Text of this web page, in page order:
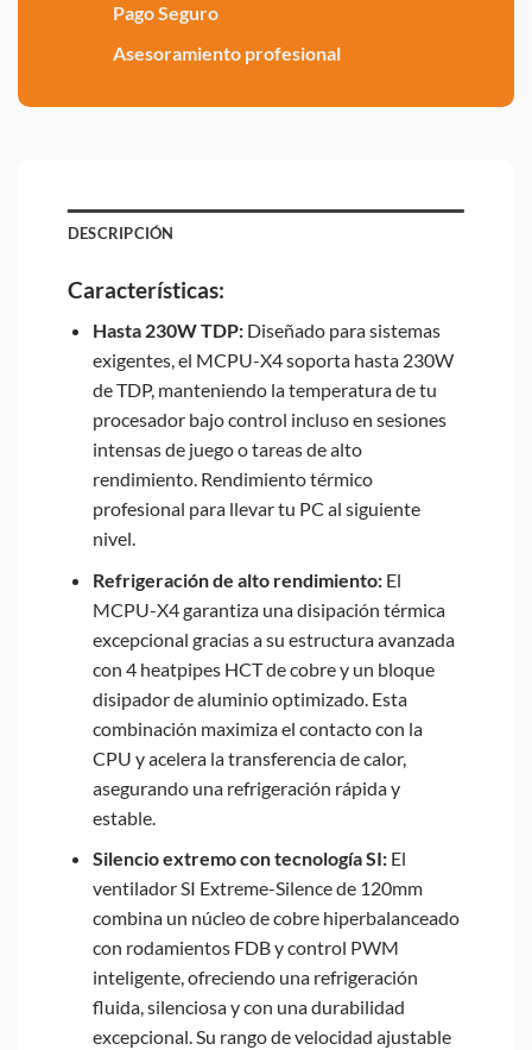
Pago Seguro
Asesoramiento profesional
DESCRIPCIÓN
Características:
Hasta 230W TDP:Diseñado para sistemas
exigentes, el MCPU-X4 soporta hasta 230W
de TDP, manteniendo la temperatura de tu
procesador bajo control incluso en sesiones
intensas de juego o tareas de alto
rendimiento. Rendimiento térmico
profesional para llevar tu PC al siguiente
nivel.
Refrigeración de alto rendimiento:El
MCPU-X4 garantiza una disipación térmica
excepcional gracias a su estructura avanzada
con 4 heatpipes HCT de cobre y un bloque
disipador de aluminio optimizado. Esta
combinación maximiza el contacto con la
CPU y acelera la transferencia de calor,
asegurando una refrigeración rápida y
estable.
Silencio extremo con tecnología SI:El
ventilador SI Extreme-Silence de 120mm
combina un núcleo de cobre hiperbalanceado
con rodamientos FDB y control PWM
inteligente, ofreciendo una refrigeración
fluida, silenciosa y con una durabilidad
excepcional. Su rango de velocidad ajustable